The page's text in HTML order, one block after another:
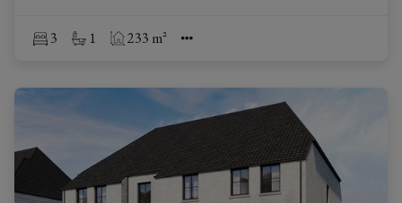
3 1 233 m²